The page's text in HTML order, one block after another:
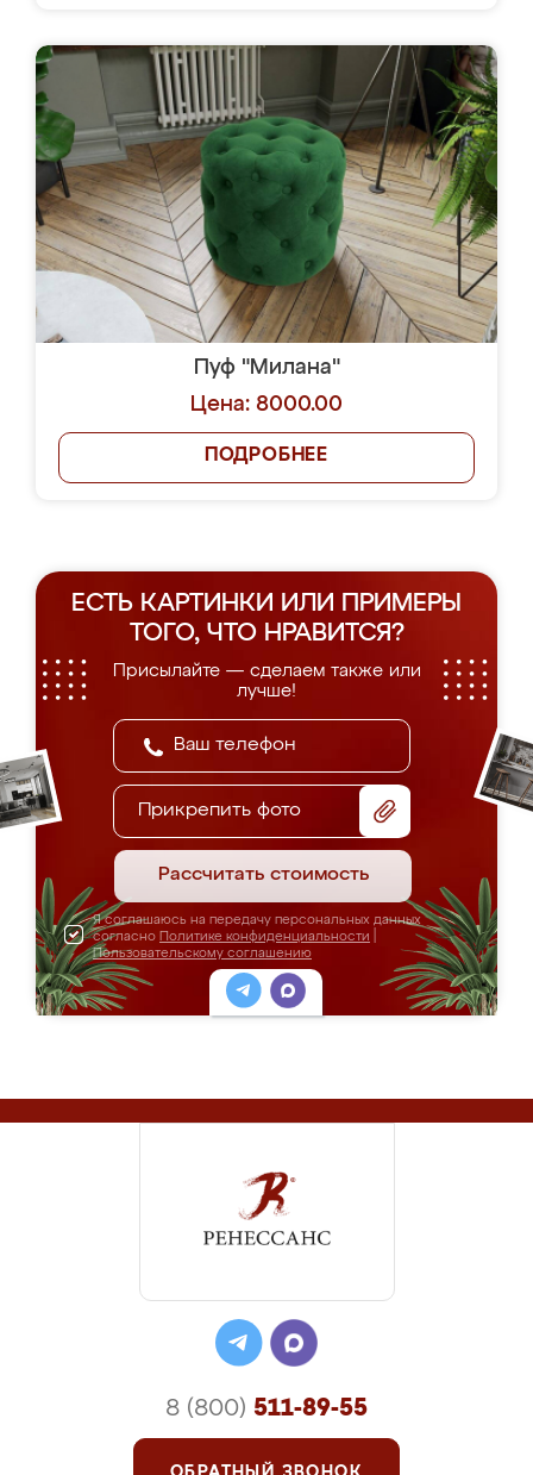
Пуф "Милана"
Цена: 8000.00
ПОДРОБНЕЕ
ЕСТЬ КАРТИНКИ ИЛИ ПРИМЕРЫ
ТОГО, ЧТО НРАВИТСЯ?
Присылайте — сделаем также или
лучше!
Прикрепить фото
Рассчитать стоимость
Я соглашаюсь на передачу персональных данных
согласно Политике конфиденциальности
Пользовательскому соглашению
8 (800) 511-89-55